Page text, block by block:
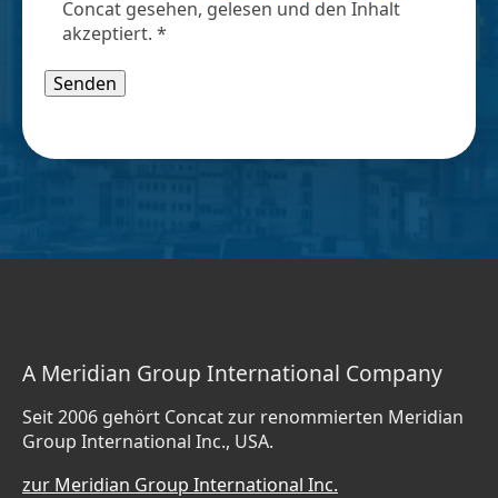
Concat gesehen, gelesen und den Inhalt
akzeptiert. *
A Meridian Group International Company
Seit 2006 gehört Concat zur renommierten Meridian
Group International Inc., USA.
zur Meridian Group International Inc.